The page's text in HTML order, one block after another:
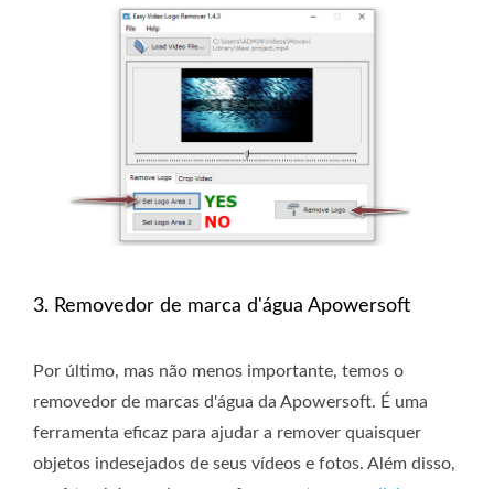
3. Removedor de marca d'água Apowersoft
Por último, mas não menos importante, temos o
removedor de marcas d'água da Apowersoft. É uma
ferramenta eficaz para ajudar a remover quaisquer
objetos indesejados de seus vídeos e fotos. Além disso,